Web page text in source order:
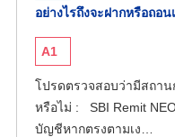
อย่างไรถึงจะฝากหรือถอน
A1
โปรดตรวจสอบว่ามีสถา
หรือไม่ : SBI Remit
บัญชีหากตรงตามเง…